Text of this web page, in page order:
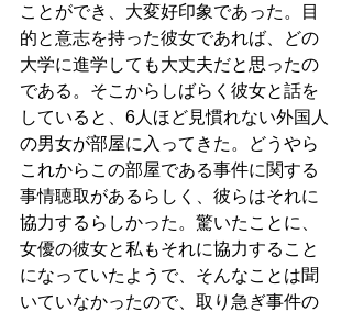
ことができ、大変好印象であった。目
的と意志を持った彼女であれば、どの
大学に進学しても大丈夫だと思ったの
である。そこからしばらく彼女と話を
していると、6人ほど見慣れない外国人
の男女が部屋に入ってきた。どうやら
これからこの部屋である事件に関する
事情聴取があるらしく、彼らはそれに
協力するらしかった。驚いたことに、
女優の彼女と私もそれに協力すること
になっていたようで、そんなことは聞
いていなかったので、取り急ぎ事件の